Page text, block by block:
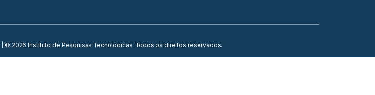
| © 2026 Instituto de Pesquisas Tecnológicas. Todos os direitos reservados.